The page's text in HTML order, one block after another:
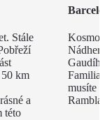
Stále
km
a
této
Familia
musíte